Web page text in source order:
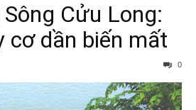
Cửu Long:
cơ dần biến mất
0